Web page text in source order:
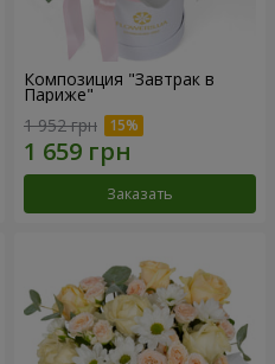
Композиция "Завтрак в
Париже"
1 952 грн
Заказать